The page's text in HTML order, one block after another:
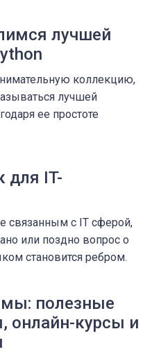
лучшей
коллекцию,
лучшей
ее простоте
для IT-
связанным с IT сферой,
или поздно вопрос о
становится ребром.
полезные
онлайн-курсы и